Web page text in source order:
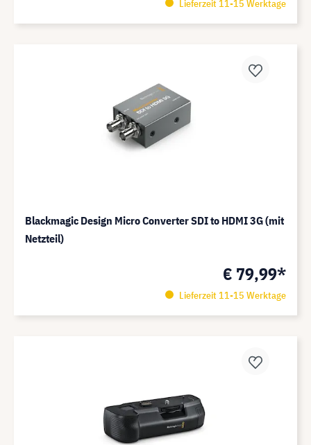
Lieferzeit 11-15 Werktage
Blackmagic Design Micro Converter SDI to HDMI 3G (mit
Netzteil)
€ 79,99*
Lieferzeit 11-15 Werktage